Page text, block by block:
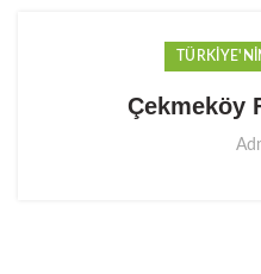
Çekmeköy